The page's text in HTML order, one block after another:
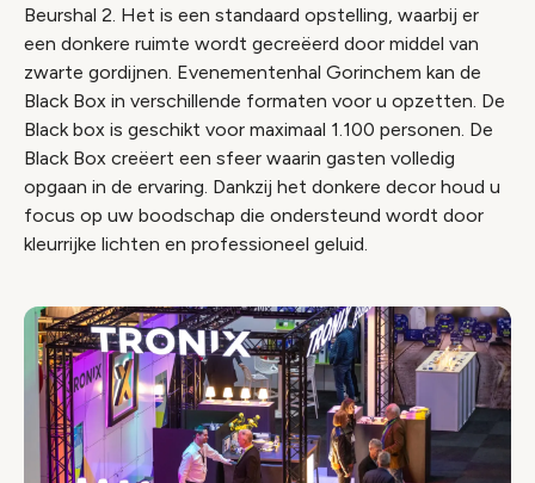
Beurshal 2. Het is een standaard opstelling, waarbij er
een donkere ruimte wordt gecreëerd door middel van
zwarte gordijnen. Evenementenhal Gorinchem kan de
Black Box in verschillende formaten voor u opzetten. De
Black box is geschikt voor maximaal 1.100 personen. De
Black Box creëert een sfeer waarin gasten volledig
opgaan in de ervaring. Dankzij het donkere decor houd u
focus op uw boodschap die ondersteund wordt door
kleurrijke lichten en professioneel geluid.